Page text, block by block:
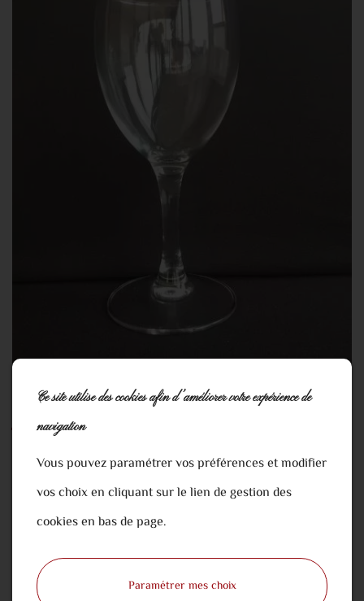
verre élégance 24cl (eau)
verre élégance 24cl
0,23 €
Ajouter au panier
Ce site utilise des cookies afin d’améliorer votre expérience de
navigation
Vous pouvez paramétrer vos préférences et modifier
vos choix en cliquant sur le lien de gestion des
cookies en bas de page.
Paramétrer mes choix